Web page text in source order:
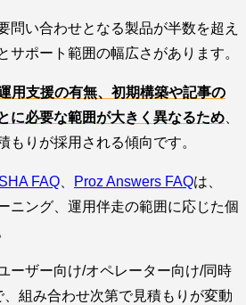
問い合わせとなる製品が半数を超え
サポート範囲の幅広さがあります。
用支援の有無、初期構築や記事の
に必要な範囲が大きく異なるため、
もりが採用される傾向です。
FAQ、 Proz Answers FAQは、
ニング、運用伴走の範囲に応じた個
ーザー向け/オペレーター向け/同時
組み合わせ次第で見積もりが変動